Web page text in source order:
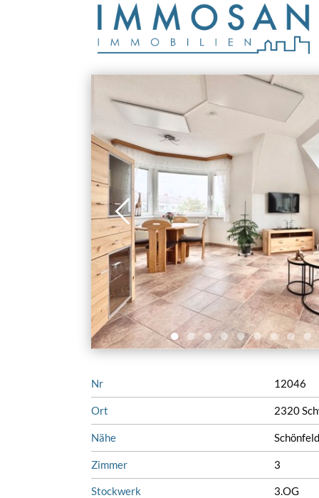
Nr 12046
Ort 2320
Nähe
Zimmer 3
Stockwerk 3.OG